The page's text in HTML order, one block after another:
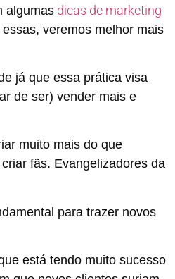
algumas dicas de marketing
veremos melhor mais
já que essa prática visa
de ser) vender mais e
muito mais do que
fãs. Evangelizadores da
para trazer novos
está tendo muito sucesso